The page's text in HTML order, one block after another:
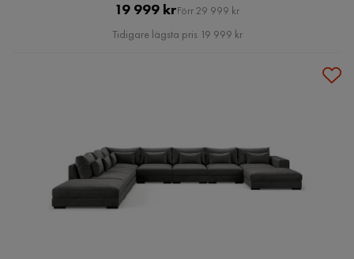
Pris
19 999 krOriginal
Pris
Förr 29 999 kr
Tidigare lägsta pris 19 999 kr